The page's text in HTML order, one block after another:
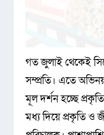
গত জুলাই থেকেই
সম্প্রতি। এতে
মূল দর্শন হচ্ছে
মধ্য দিয়ে প্রকৃতি ও